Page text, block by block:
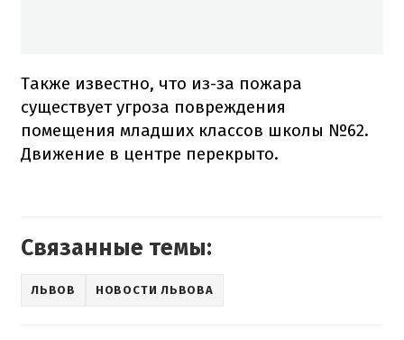
Также известно, что из-за пожара
существует угроза повреждения
помещения младших классов школы №62.
Движение в центре перекрыто.
Связанные темы:
ЛЬВОВ НОВОСТИ ЛЬВОВА